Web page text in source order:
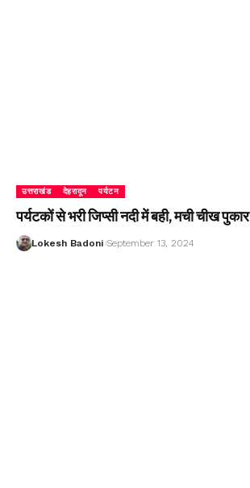
उत्तराखंड देहरादून पर्यटन
पर्यटकों से भरी जिप्सी नदी में बही, मची चीख पुकार
Lokesh Badoni September 13, 2024